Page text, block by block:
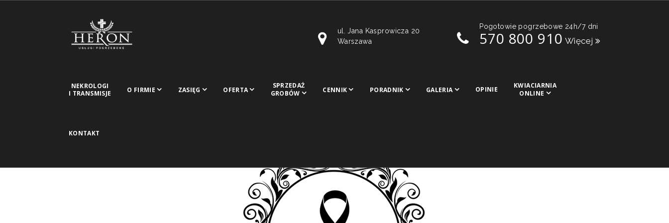
ul. Jana Kasprowicza 20
Warszawa
Pogotowie pogrzebowe 24h/7 dni
570 800 910 Więcej
NEKROLOGI
I TRANSMISJE
O FIRMIE ZASIĘG OFERTA
SPRZEDAŻ
GROBÓW
CENNIK PORADNIK GALERIA OPINIE
KWIACIARNIA
ONLINE
KONTAKT